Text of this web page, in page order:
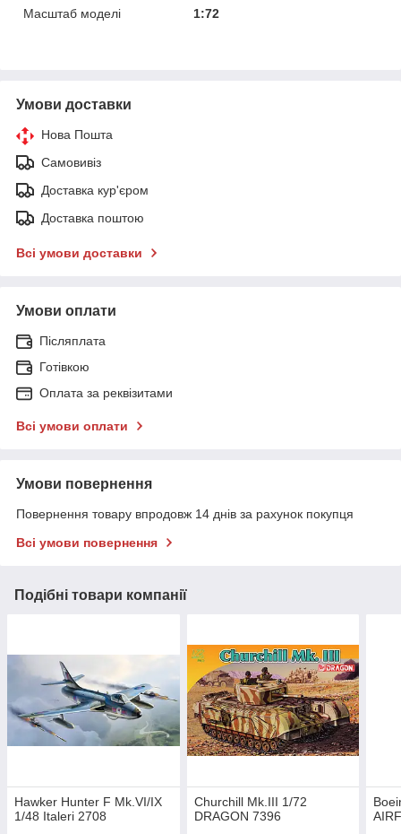
Масштаб моделі
1:72
Умови доставки
Нова Пошта
Самовивіз
Доставка кур'єром
Доставка поштою
Всі умови доставки
Умови оплати
Післяплата
Готівкою
Оплата за реквізитами
Всі умови оплати
Умови повернення
Повернення товару впродовж 14 днів за рахунок покупця
Всі умови повернення
Подібні товари компанії
Hawker Hunter F Mk.VI/IX
1/48 Italeri 2708
Churchill Mk.III 1/72
DRAGON 7396